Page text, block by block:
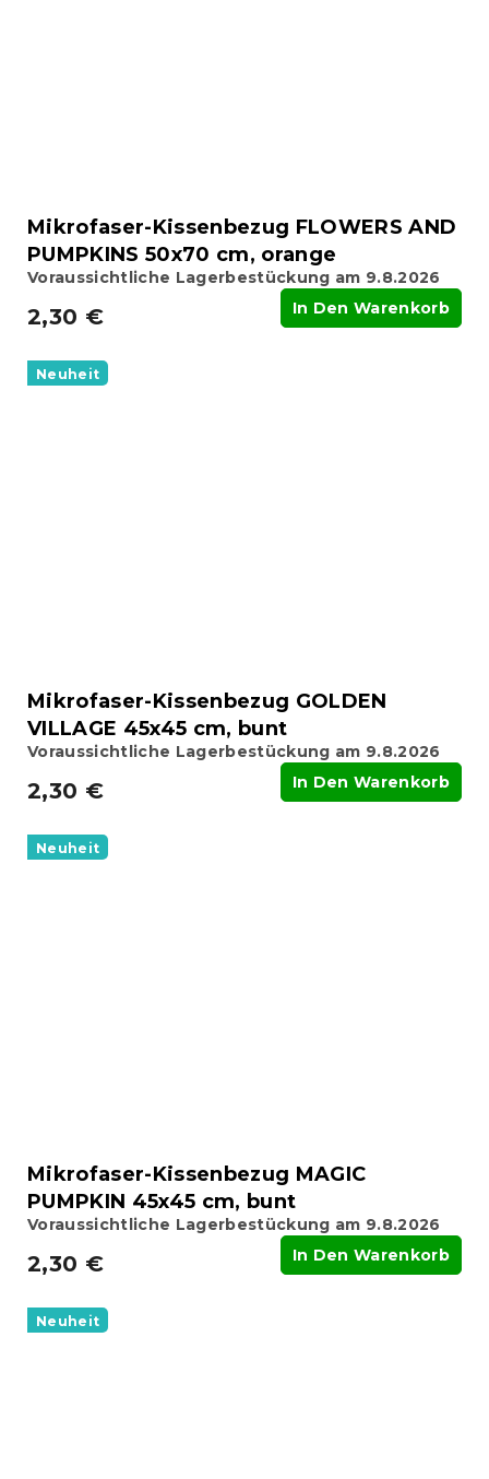
Mikrofaser-Kissenbezug FLOWERS AND
PUMPKINS 50x70 cm, orange
Voraussichtliche Lagerbestückung am 9.8.2026
2,30 € In Den Warenkorb
Neuheit
Mikrofaser-Kissenbezug GOLDEN
VILLAGE 45x45 cm, bunt
Voraussichtliche Lagerbestückung am 9.8.2026
2,30 € In Den Warenkorb
Neuheit
Mikrofaser-Kissenbezug MAGIC
PUMPKIN 45x45 cm, bunt
Voraussichtliche Lagerbestückung am 9.8.2026
2,30 € In Den Warenkorb
Neuheit